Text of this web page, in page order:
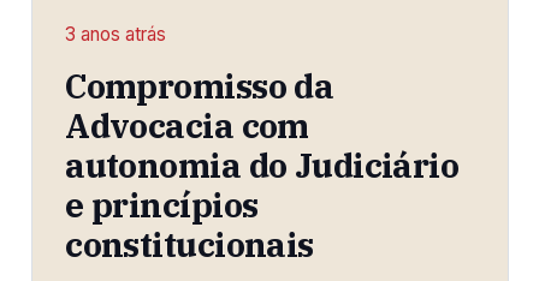
3 anos atrás
Compromisso da
Advocacia com
autonomia do Judiciário
e princípios
constitucionais